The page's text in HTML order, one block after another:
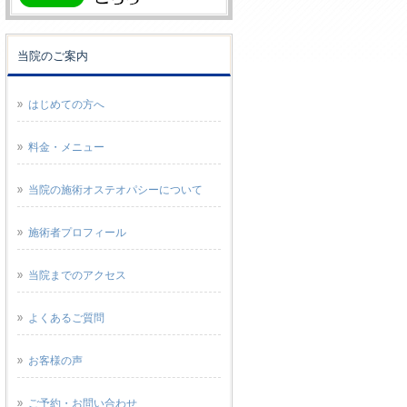
当院のご案内
はじめての方へ
料金・メニュー
当院の施術オステオパシーについて
施術者プロフィール
当院までのアクセス
よくあるご質問
お客様の声
ご予約・お問い合わせ